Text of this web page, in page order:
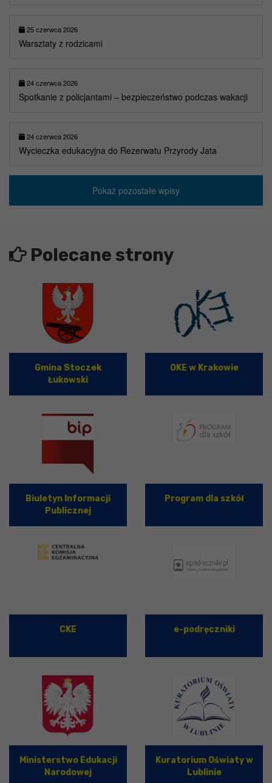
25 czerwca 2026
Warsztaty z rodzicami
24 czerwca 2026
Spotkanie z policjantami – bezpieczeństwo podczas wakacji
24 czerwca 2026
Wycieczka edukacyjna do Rezerwatu Przyrody Jata
Pokaż pozostałe wpisy
Polecane strony
Gmina Stoczek
Łukowski
OKE w Krakowie
Biuletyn Informacji
Publicznej
Program dla szkół
CKE e-podręczniki
Ministerstwo Edukacji
Narodowej
Kuratorium Oświaty w
Lublinie